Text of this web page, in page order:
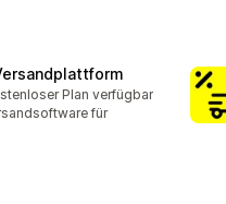
insgesamtPlan verfügbar
für